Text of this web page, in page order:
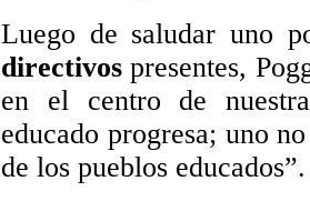
Luego de saludar uno
directivos presentes,
en el centro de
educado progresa; uno
de los pueblos educados”.